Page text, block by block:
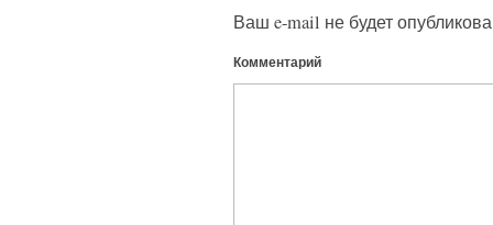
Ваш e-mail не будет
Комментарий